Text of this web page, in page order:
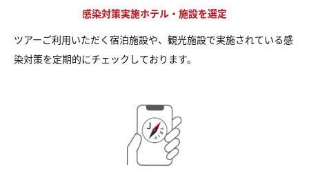
感染対策実施ホテル・施設を選定
ツアーご利用いただく宿泊施設や、観光施設で実施されている感
染対策を定期的にチェックしております。